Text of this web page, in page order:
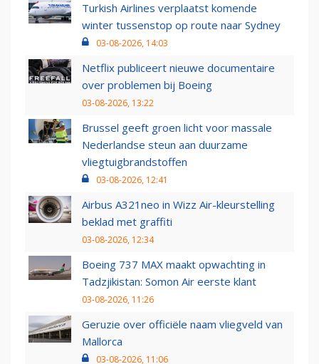
Turkish Airlines verplaatst komende
winter tussenstop op route naar Sydney
03-08-2026, 14:03
Netflix publiceert nieuwe documentaire
over problemen bij Boeing
03-08-2026, 13:22
Brussel geeft groen licht voor massale
Nederlandse steun aan duurzame
vliegtuigbrandstoffen
03-08-2026, 12:41
Airbus A321neo in Wizz Air-kleurstelling
beklad met graffiti
03-08-2026, 12:34
Boeing 737 MAX maakt opwachting in
Tadzjikistan: Somon Air eerste klant
03-08-2026, 11:26
Geruzie over officiële naam vliegveld van
Mallorca
03-08-2026, 11:06